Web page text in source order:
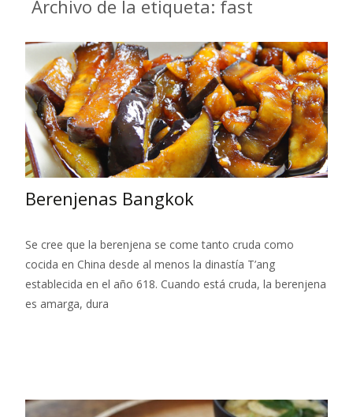
Archivo de la etiqueta: fast
Berenjenas Bangkok
Se cree que la berenjena se come tanto cruda como
cocida en China desde al menos la dinastía T’ang
establecida en el año 618. Cuando está cruda, la berenjena
es amarga, dura